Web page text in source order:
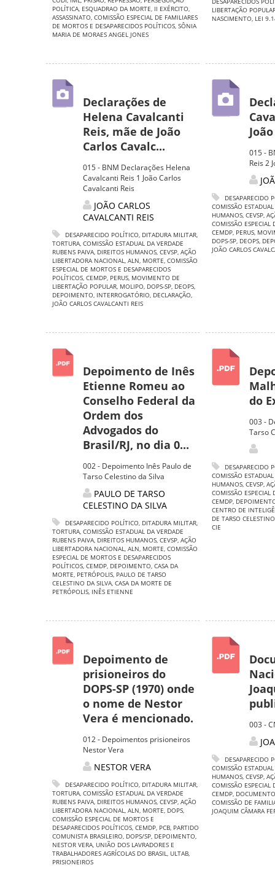
POLÍTICA, ESQUADRAO DA MORTE, II EXÉRCITO,
ASSASSINATO, COMISSÃO ESPECIAL DE FAMILIARES
DE MORTOS E DESAPARECIDOS POLÍTICOS, SÔNIA
MARIA DE MORAES ANGEL JONES
LIBERTAÇÃO
NASCIMENTO, LEI
Declarações de
Helena Cavalcanti
Reis, mãe de João
Carlos Cavalc...
015 - BNM Declarações Helena
Cavalcanti Reis 1 João Carlos
Cavalcanti Reis
JOÃO CARLOS
CAVALCANTI REIS
DESAPARECIDO POLÍTICO, DITADURA MILITAR,
TORTURA, COMISSÃO ESTADUAL DA VERDADE
RUBENS PAIVA, DIREITOS HUMANOS, CEVSP, AÇÃO
LIBERTADORA NACIONAL, ALN, MORTE, COMISSÃO
ESPECIAL DE MORTOS E DESAPARECIDOS
POLÍTICOS, CEMDP, PERUS, MOVIMENTO DE
LIBERTAÇÃO POPULAR, MOLIPO, DOPS-SP, DEOPS,
DEPOIMENTO, INTERROGATÓRIO, DECLARAÇÃO,
JOÃO CARLOS CAVALCANTI REIS
015 -
Reis 2
DESAPARECIDO
COMISSÃO
HUMANOS, CEVSP,
COMISSÃO ESPECIAL
CEMDP, PERUS,
DOPS-SP, DEOPS,
JOÃO CARLOS
Depoimento de Inês
Etienne Romeu ao
Conselho Federal da
Ordem dos
Advogados do
Brasil/RJ, no dia 0...
002 - Depoimento Inês Paulo de
Tarso Celestino da Silva
PAULO DE TARSO
CELESTINO DA SILVA
DESAPARECIDO POLÍTICO, DITADURA MILITAR,
TORTURA, COMISSÃO ESTADUAL DA VERDADE
RUBENS PAIVA, DIREITOS HUMANOS, CEVSP, AÇÃO
LIBERTADORA NACIONAL, ALN, MORTE, COMISSÃO
ESPECIAL DE MORTOS E DESAPARECIDOS
POLÍTICOS, CEMDP, DEPOIMENTO, CASA DA
MORTE, PETRÓPOLIS, PAULO DE TARSO
CELESTINO DA SILVA, CASA DA MORTE DE
PETRÓPOLIS, INÊS ETIENNE
do
003 -
Tarso
DESAPARECIDO
COMISSÃO
HUMANOS, CEVSP,
COMISSÃO ESPECIAL
CEMDP,
CENTRO DE
DE TARSO
CIE
Depoimento de
prisioneiros do
DOPS-SP (1970) onde
o nome de Nestor
Vera é mencionado.
012 - Depoimentos prisioneiros
Nestor Vera
NESTOR VERA
DESAPARECIDO POLÍTICO, DITADURA MILITAR,
TORTURA, COMISSÃO ESTADUAL DA VERDADE
RUBENS PAIVA, DIREITOS HUMANOS, CEVSP, AÇÃO
LIBERTADORA NACIONAL, ALN, MORTE, DOPS,
COMISSÃO ESPECIAL DE MORTOS E
DESAPARECIDOS POLÍTICOS, CEMDP, PCB, PARTIDO
COMUNISTA BRASILEIRO, DOPS/SP, DEPOIMENTO,
NESTOR VERA, UNIÃO DOS LAVRADORES E
TRABALHADORES AGRÍCOLAS DO BRASIL, ULTAB,
PRISIONEIROS
003 -
DESAPARECIDO
COMISSÃO
HUMANOS, CEVSP,
COMISSÃO ESPECIAL
CEMDP, DOCUMENTO
COMISSÃO DE
JOAQUIM CÂMARA